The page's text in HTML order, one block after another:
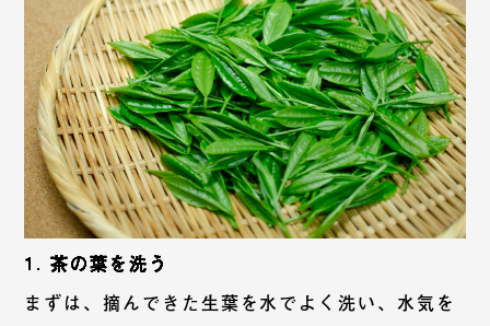
1. 茶の葉を洗う
まずは、摘んできた生葉を水でよく洗い、水気を